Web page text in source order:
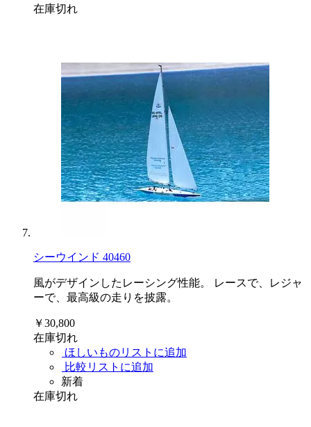
在庫切れ
シーウインド 40460
風がデザインしたレーシング性能。 レースで、レジャ
ーで、最高級の走りを披露。
￥30,800
在庫切れ
ほしいものリストに追加
比較リストに追加
新着
在庫切れ